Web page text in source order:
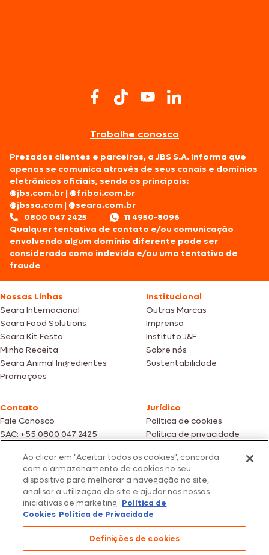
Trabalhe conosco
Prezados clientes e parceiros, a JBS S.A. informa que
apenas se comunica através de seus canais e domínios
eletrônicos oficiais, sendo os principais:
@jbs.com.br |@friboi.com.br
@jbssa.com |@seara.com.br
0800 047 2425
11 4950-8096
Qualquer tentativa de contato e/ou comunicação
envolvendo algum domínio diferente pode ser
considerada como indevida e/ou uma tentativa de
fraude
Nossas Linhas
Seara Internacional
Seara Food Solutions
Seara Kit Festa
Minha Receita
Seara Animal Ingredientes
Promoções
Institucional
Outras Marcas
Imprensa
Instituto J&F
Sobre nós
Sustentabilidade
Contato
Fale Conosco
SAC: +55 0800 047 2425
Jurídico
Política de cookies
Política de privacidade
Fotos meramente ilustrativas | Ofertas válidas enquanto durarem os
estoques dos nossos parceiros | Vendas sujeitas a análise e confirmação
de dados.
Os preços, promoções e condições de pagamento são válidos
exclusivamente para compras efetuadas em nossos parceiros.
Todos os produtos estão sujeitos a disponibilidade de estoque.
São Paulo/SP – CEP 05.118-100
© 2026 Seara. Todos os direitos reservados
Ao clicar em "Aceitar todos os cookies", concorda
com o armazenamento de cookies no seu
dispositivo para melhorar a navegação no site,
analisar a utilização do site e ajudar nas nossas
iniciativas de marketing. Política de
Cookies Política de Privacidade
Definições de cookies